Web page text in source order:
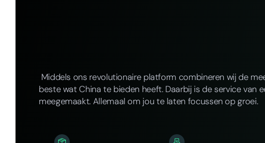
Middels ons revolutionaire platform combineren wij de
beste wat China te bieden heeft. Daarbij is de service van
meegemaakt. Allemaal om jou te laten focussen op groei.